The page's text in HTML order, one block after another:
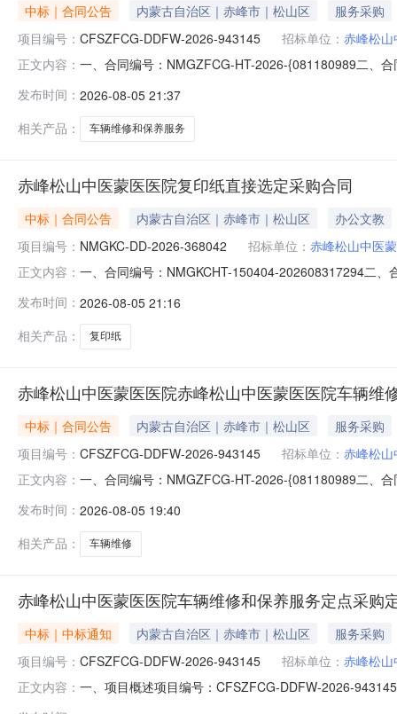
中标｜合同公告 内蒙古自治区｜赤峰市｜松山区
服务采购
项目编号： CFSZFCG-DDFW-2026-943145 招标单位： 赤峰松
正文内容： 一、合同编号：NMGZFCG-HT-2026-{081180989二、
汇处联系方式：0476-8492662供应商（乙方）：赤峰市
发布时间： 2026-08-05 21:37
相关产品：
车辆维修和保养服务
赤峰松山中医蒙医医院复印纸直接选定采购合同
中标｜合同公告 内蒙古自治区｜赤峰市｜松山区
办公文教
项目编号： NMGKC-DD-2026-368042 招标单位： 赤峰松山中医
正文内容： 一、合同编号：NMGKCHT-150404-202608317294二
13314767397供应商（乙方）：松山区煊威办公用品店
发布时间： 2026-08-05 21:16
相关产品：
复印纸
赤峰松山中医蒙医医院赤峰松山中医蒙医医院车辆
中标｜合同公告 内蒙古自治区｜赤峰市｜松山区
服务采购
项目编号： CFSZFCG-DDFW-2026-943145 招标单位： 赤峰松
正文内容： 一、合同编号：NMGZFCG-HT-2026-{081180989二、
处联系方式：0476-8492662供应商(乙方)：赤峰市红山
发布时间： 2026-08-05 19:40
相关产品：
车辆维修
赤峰松山中医蒙医医院车辆维修和保养服务定点采购
中标｜中标通知 内蒙古自治区｜赤峰市｜松山区
服务采购
项目编号： CFSZFCG-DDFW-2026-943145 招标单位： 赤峰松
正文内容： 一、项目概述项目编号：CFSZFCG-DDFW-2026-